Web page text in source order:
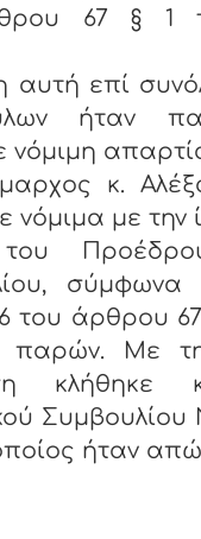
67 § 1
αυτή επί
ήταν
νόμιμη
νόμιμα με την
σύμφωνα
του άρθρου
παρών. Με
κλήθηκε
Συμβουλίου
ήταν